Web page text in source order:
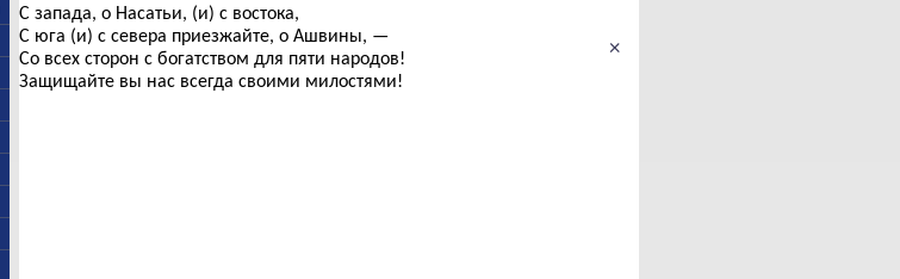
×
С запада, о Насатьи, (и) с востока,
С юга (и) с севера приезжайте, о Ашвины, —
Со всех сторон с богатством для пяти народов!
Защищайте вы нас всегда своими милостями!